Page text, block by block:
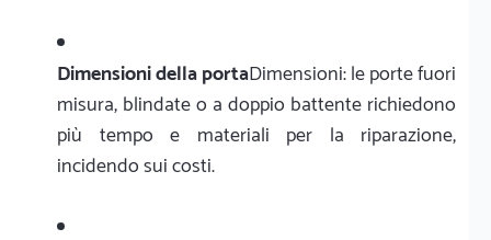
Dimensioni della portaDimensioni: le porte fuori
misura, blindate o a doppio battente richiedono
più tempo e materiali per la riparazione,
incidendo sui costi.